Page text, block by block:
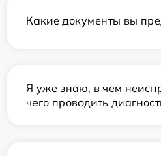
Какие документы вы
Я уже знаю, в чем
чего проводить